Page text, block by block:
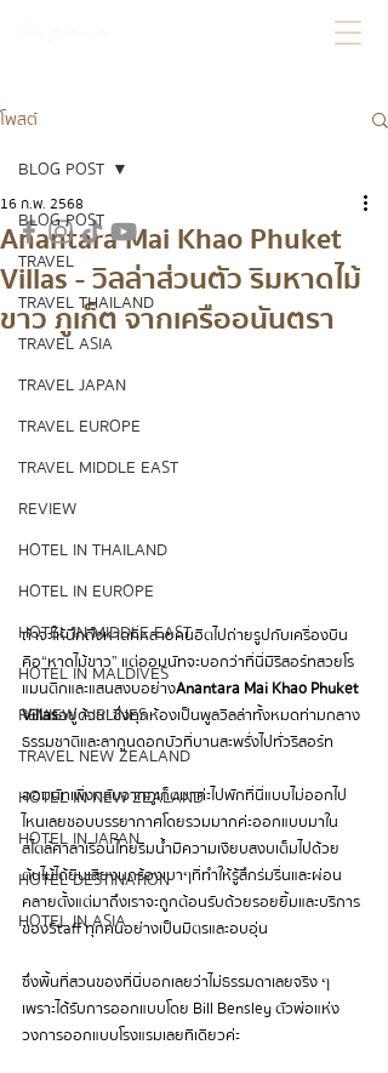
โพสต์
BLOG POST
TRAVEL
TRAVEL THAILAND
TRAVEL ASIA
TRAVEL JAPAN
TRAVEL EUROPE
TRAVEL MIDDLE EAST
REVIEW
HOTEL IN THAILAND
HOTEL IN EUROPE
HOTEL IN MIDDLE EAST
HOTEL IN MALDIVES
REVIEW AIRLINES
TRAVEL NEW ZEALAND
HOTEL IN NEW ZEALAND
HOTEL IN JAPAN
HOTEL DESTINATION
HOTEL IN ASIA
BLOG POST
Anantara Mai Khao Phuket
Villas - วิลล่าส่วนตัว ริมหาดไม้
ขาว ภูเก็ต จากเครืออนันตรา
16 ก.พ. 2568
ถ้าจะให้นึกถึงหาดที่หลายคนฮิตไปถ่ายรูปกับเครื่องบิน
คือ “หาดไม้ขาว” แต่ออมนัทจะบอกว่าที่นี่มีรีสอร์ทสวย โร
แมนติกและแสนสงบ อย่าง Anantara Mai Khao Phuket
Villas อยู่ด้วย! ซึ่งทุกห้องเป็นพูลวิลล่าทั้งหมด ท่ามกลาง
ธรรมชาติและลากูนดอกบัวที่บานสะพรั่งไปทั่วรีสอร์ท
ออมนัทเพิ่งกลับจากภูเก็ตมาค่ะ ไปพักที่นี่แบบไม่ออกไป
ไหนเลย ชอบบรรยากาศโดยรวมมากค่ะ ออกแบบมาใน
สไตล์ศาลาเรือนไทยริมน้ำ มีความเงียบสงบ เต็มไปด้วย
ต้นไม้ ได้ยินเสียงนกร้องเบา ๆ ที่ทำให้รู้สึกร่มรื่นและผ่อน
คลายตั้งแต่มาถึง เราจะถูกต้อนรับด้วยรอยยิ้มและบริการ
ของ Staff ทุกคนอย่างเป็นมิตรและอบอุ่น
ซึ่งพื้นที่สวนของที่นี่บอกเลยว่าไม่ธรรมดาเลยจริง ๆ
เพราะได้รับการออกแบบโดย Bill Bensley ตัวพ่อแห่ง
วงการออกแบบโรงแรมเลยทีเดียวค่ะ